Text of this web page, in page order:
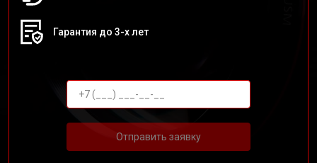
Гарантия до 3-х лет
Отправить заявку